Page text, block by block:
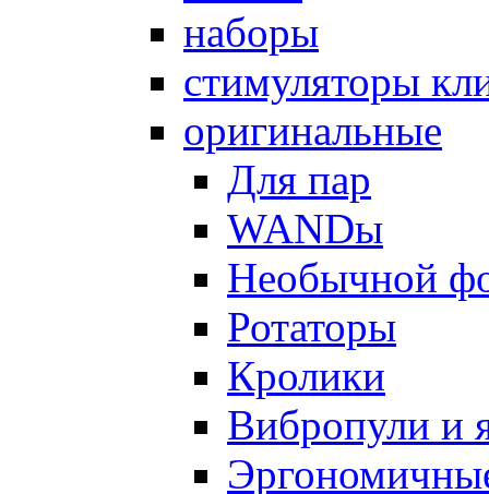
наборы
стимуляторы
оригинальные
Для пар
WANDы
Необычной
Ротаторы
Кролики
Вибропули и